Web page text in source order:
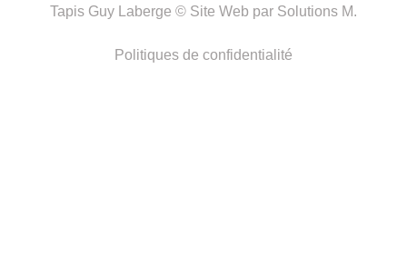
Tapis Guy Laberge © Site Web par Solutions M.
Politiques de confidentialité